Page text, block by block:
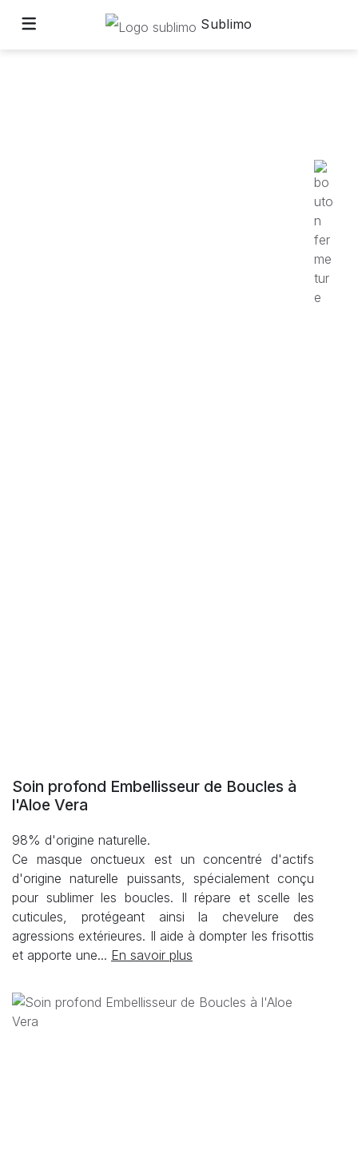
Sublimo
Soin profond Embellisseur de Boucles à
l'Aloe Vera
98% d'origine naturelle.
Ce masque onctueux est un concentré d'actifs
d'origine naturelle puissants, spécialement conçu
pour sublimer les boucles. Il répare et scelle les
cuticules, protégeant ainsi la chevelure des
agressions extérieures. Il aide à dompter les frisottis
et apporte une... En savoir plus